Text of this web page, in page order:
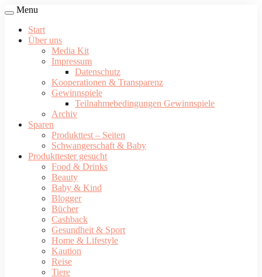
Menu
Start
Über uns
Media Kit
Impressum
Datenschutz
Kooperationen & Transparenz
Gewinnspiele
Teilnahmebedingungen Gewinnspiele
Archiv
Sparen
Produkttest – Seiten
Schwangerschaft & Baby
Produkttester gesucht
Food & Drinks
Beauty
Baby & Kind
Blogger
Bücher
Cashback
Gesundheit & Sport
Home & Lifestyle
Kaution
Reise
Tiere